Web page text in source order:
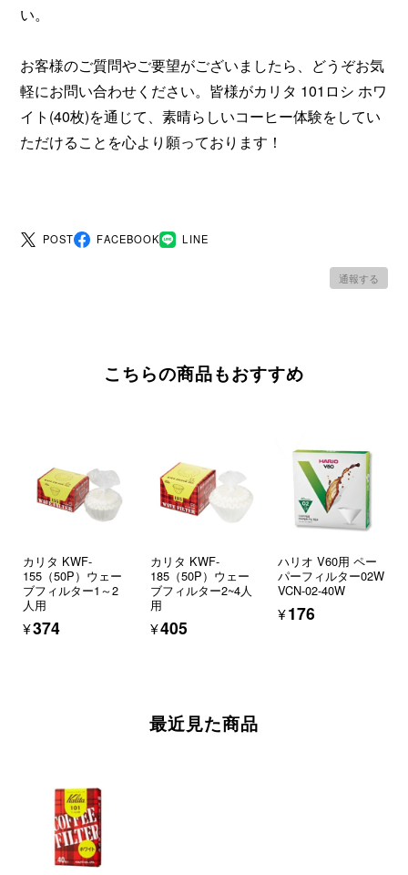
い。
お客様のご質問やご要望がございましたら、どうぞお気
軽にお問い合わせください。皆様がカリタ 101ロシ ホワ
イト(40枚)を通じて、素晴らしいコーヒー体験をしてい
ただけることを心より願っております！
POST FACEBOOK LINE
通報する
こちらの商品もおすすめ
カリタ KWF-
155（50P）ウェー
ブフィルター1～2
人用
¥374
カリタ KWF-
185（50P）ウェー
ブフィルター2~4人
用
¥405
ハリオ V60用 ペー
パーフィルター02W
VCN-02-40W
¥176
最近見た商品